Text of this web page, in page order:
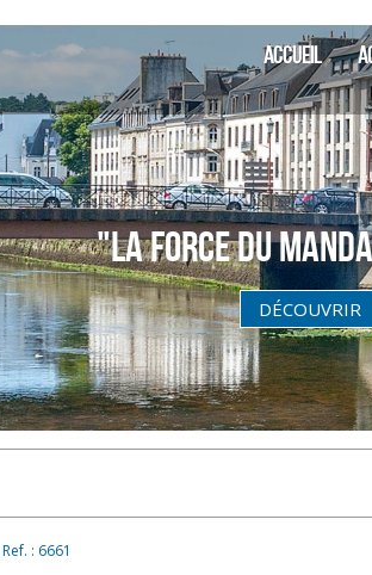
ACCUEIL
"La Force du
DÉCOUVRIR
Ref. : 6661